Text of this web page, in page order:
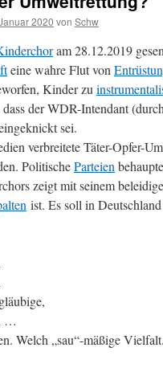
2020 von Schw
am 28.12.2019
eine wahre Flut von
Kinder zu
der WDR-Intendant
sei.
verbreitete Täter-Opfer-
PolitischeParteien
zeigt mit seinem
ist. Es soll in
…
Welch „sau“-mäßige